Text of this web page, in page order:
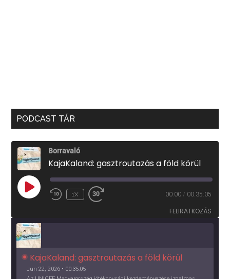
PODCAST TÁR
Borravaló
KajaKaland: gasztroutazás a föld körül
PLAY
EPISODE
1X 00:00 / 00:35:05
FELIRATKOZÁS
KajaKaland: gasztroutazás a föld körül
Jun 22, 2026 • 00:35:05